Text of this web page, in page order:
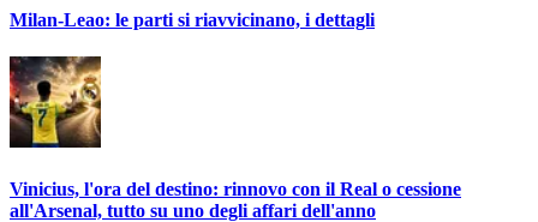
Milan-Leao: le parti si riavvicinano, i dettagli
Vinicius, l'ora del destino: rinnovo con il Real o cessione
all'Arsenal, tutto su uno degli affari dell'anno